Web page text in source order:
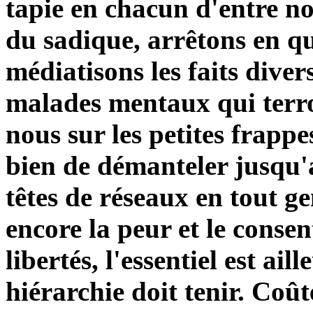
tapie en chacun d'entre
du sadique, arrêtons en
médiatisons les faits
malades mentaux qui
nous sur les petites
bien de démanteler
têtes de réseaux en tout
encore la peur et le
libertés, l'essentiel est
hiérarchie doit tenir.